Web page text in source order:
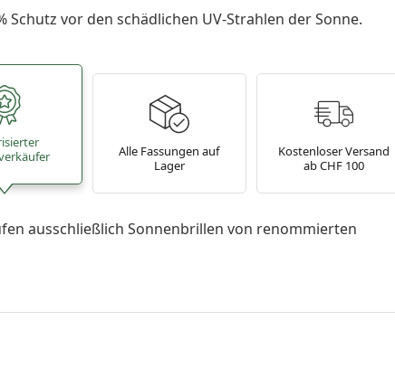
Schutz vor den schädlichen UV-Strahlen der Sonne.
Alle Fassungen auf
Lager
Kostenloser Versand
ab CHF 100
ausschließlich Sonnenbrillen von renommierten